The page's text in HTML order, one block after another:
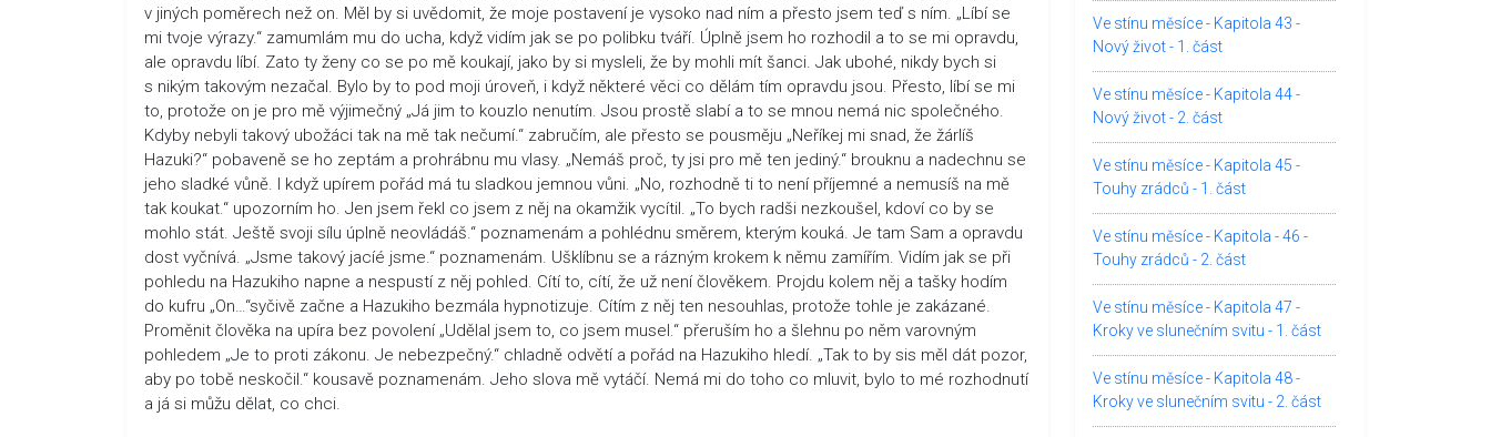
v jiných poměrech než on. Měl by si uvědomit, že moje postavení je vysoko nad ním a přesto jsem teď s ním. „Líbí se
mi tvoje výrazy.“ zamumlám mu do ucha, když vidím jak se po polibku tváří. Úplně jsem ho rozhodil a to se mi opravdu,
ale opravdu líbí. Zato ty ženy co se po mě koukají, jako by si mysleli, že by mohli mít šanci. Jak ubohé, nikdy bych si
s nikým takovým nezačal. Bylo by to pod moji úroveň, i když některé věci co dělám tím opravdu jsou. Přesto, líbí se mi
to, protože on je pro mě výjimečný „Já jim to kouzlo nenutím. Jsou prostě slabí a to se mnou nemá nic společného.
Kdyby nebyli takový ubožáci tak na mě tak nečumí.“ zabručím, ale přesto se pousměju „Neříkej mi snad, že žárlíš
Hazuki?“ pobaveně se ho zeptám a prohrábnu mu vlasy. „Nemáš proč, ty jsi pro mě ten jediný.“ brouknu a nadechnu se
jeho sladké vůně. I když upírem pořád má tu sladkou jemnou vůni. „No, rozhodně ti to není příjemné a nemusíš na mě
tak koukat.“ upozorním ho. Jen jsem řekl co jsem z něj na okamžik vycítil. „To bych radši nezkoušel, kdoví co by se
mohlo stát. Ještě svoji sílu úplně neovládáš.“ poznamenám a pohlédnu směrem, kterým kouká. Je tam Sam a opravdu
dost vyčnívá. „Jsme takový jacíé jsme.“ poznamenám. Ušklíbnu se a rázným krokem k němu zamířím. Vidím jak se při
pohledu na Hazukiho napne a nespustí z něj pohled. Cítí to, cítí, že už není člověkem. Projdu kolem něj a tašky hodím
do kufru „On…“syčivě začne a Hazukiho bezmála hypnotizuje. Cítím z něj ten nesouhlas, protože tohle je zakázané.
Proměnit člověka na upíra bez povolení „Udělal jsem to, co jsem musel.“ přeruším ho a šlehnu po něm varovným
pohledem „Je to proti zákonu. Je nebezpečný.“ chladně odvětí a pořád na Hazukiho hledí. „Tak to by sis měl dát pozor,
aby po tobě neskočil.“ kousavě poznamenám. Jeho slova mě vytáčí. Nemá mi do toho co mluvit, bylo to mé rozhodnutí
a já si můžu dělat, co chci.
Ve stínu měsíce - Kapitola 43 -
Nový život - 1. část
Ve stínu měsíce - Kapitola 44 -
Nový život - 2. část
Ve stínu měsíce - Kapitola 45 -
Touhy zrádců - 1. část
Ve stínu měsíce - Kapitola - 46 -
Touhy zrádců - 2. část
Ve stínu měsíce - Kapitola 47 -
Kroky ve slunečním svitu - 1. část
Ve stínu měsíce - Kapitola 48 -
Kroky ve slunečním svitu - 2. část